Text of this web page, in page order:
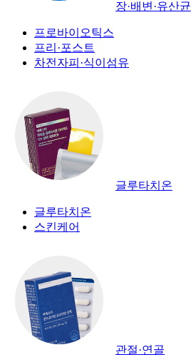
장·배변·유산균
프로바이오틱스
프리·포스트
차전자피·식이섬유
글루타치온
글루타치온
스킨케어
관절·연골